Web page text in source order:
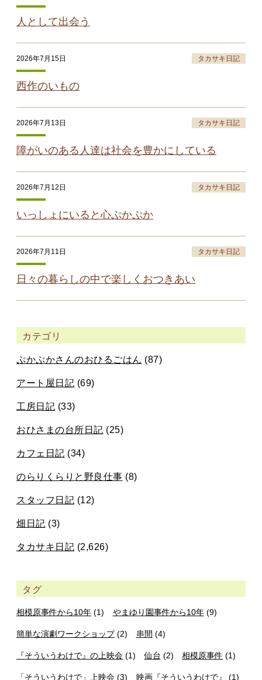
人として出会う
2026年7月15日 タカサキ日記
西作のいもの
2026年7月13日 タカサキ日記
障がいのある人達は社会を豊かにしている
2026年7月12日 タカサキ日記
いっしょにいると心ぷかぷか
2026年7月11日 タカサキ日記
日々の暮らしの中で楽しくおつきあい
カテゴリ
ぷかぷかさんのおひるごはん (87)
アート屋日記 (69)
工房日記 (33)
おひさまの台所日記 (25)
カフェ日記 (34)
のらりくらりと野良仕事 (8)
スタッフ日記 (12)
畑日記 (3)
タカサキ日記 (2,626)
タグ
相模原事件から10年 (1) やまゆり園事件から10年(9)
簡単な演劇ワークショップ(2) 串間 (4)
『そういうわけで』の上映会 (1) 仙台 (2) 相模原事件 (1)
「そういうわけで」上映会 (3) 映画『そういうわけで』 (1)